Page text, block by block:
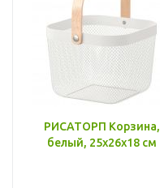
РИСАТОРП Корзина,
белый, 25x26x18 см